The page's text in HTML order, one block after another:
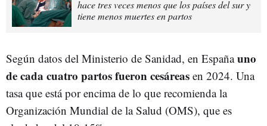
hace tres veces menos que los países del sur y
tiene menos muertes en partos
Según datos del Ministerio de Sanidad, en Españauno
de cada cuatro partos fueron cesáreas en 2024. Una
tasa que está por encima de lo que recomienda la
Organización Mundial de la Salud (OMS), que es